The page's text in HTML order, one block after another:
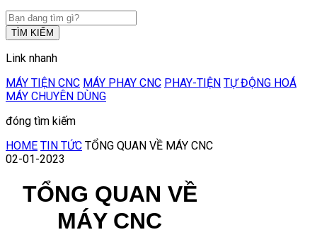
TÌM KIẾM
Link nhanh
MÁY TIỆN CNC MÁY PHAY CNC PHAY-TIỆN TỰ ĐỘNG HOÁ
MÁY CHUYÊN DÙNG
đóng tìm kiếm
HOME TIN TỨC TỔNG QUAN VỀ MÁY CNC
02-01-2023
TỔNG QUAN VỀ
MÁY CNC